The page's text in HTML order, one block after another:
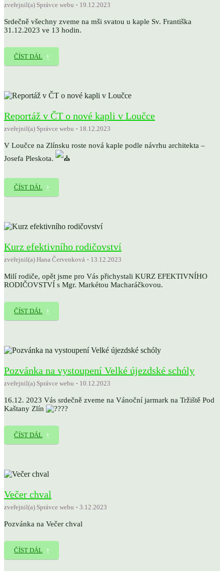
zveřejnil(a) Správce webu 19.12.2023
Srdečně všechny zveme na mši svatou u kaple Sv. Františka
31.12.2023 ve 13 hodin.
ČÍST DÁL
Reportáž v ČT o nové kapli v Loučce
zveřejnil(a) Správce webu 18.12.2023
V Loučce na Zlínsku roste nová kaple podle návrhu architekta –
Josefa Pleskota.
ČÍST DÁL
Kurz efektivního rodičovství
zveřejnil(a) Hana Červenková 13.12.2023
Milí rodiče, opět jsme pro Vás přichystali KURZ EFEKTIVNÍHO
RODIČOVSTVÍ s Mgr. Markétou Macharáčkovou.
ČÍST DÁL
Pozvánka na vystoupení Velké újezdské schóly
zveřejnil(a) Správce webu 10.12.2023
16.12. 2023 Vás srdečně zveme na Vánoční jarmark na Tržiště Pod
Kaštany Zlín
ČÍST DÁL
Večer chval
zveřejnil(a) Správce webu 3.12.2023
Pozvánka na Večer chval
ČÍST DÁL